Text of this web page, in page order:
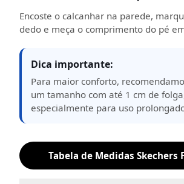
Encoste o calcanhar na parede,
dedo e meça o comprimento do pé
Dica importante:
Para maior conforto,
um tamanho com até 1 cm de
especialmente para uso
Tabela de Medidas Skechers